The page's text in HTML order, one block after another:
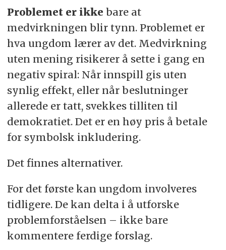
Problemet er ikke bare at
medvirkningen blir tynn. Problemet er
hva ungdom lærer av det. Medvirkning
uten mening risikerer å sette i gang en
negativ spiral: Når innspill gis uten
synlig effekt, eller når beslutninger
allerede er tatt, svekkes tilliten til
demokratiet. Det er en høy pris å betale
for symbolsk inkludering.
Det finnes alternativer.
For det første kan ungdom involveres
tidligere. De kan delta i å utforske
problemforståelsen – ikke bare
kommentere ferdige forslag.